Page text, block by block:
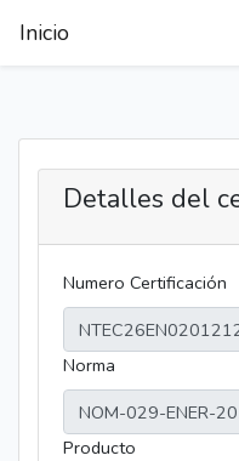
Inicio
Detalles del
Numero Certificación
Norma
Producto